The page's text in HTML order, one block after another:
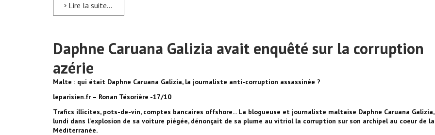
Lire la suite...
Daphne Caruana Galizia avait enquêté sur la corruption
azérie
Malte : qui était Daphne Caruana Galizia, la journaliste anti-corruption assassinée ?
leparisien.fr – Ronan Tésorière -17/10
Trafics illicites, pots-de-vin, comptes bancaires offshore... La blogueuse et journaliste maltaise Daphne Caruana
lundi dans l'explosion de sa voiture piégée, dénonçait de sa plume au vitriol la corruption sur son archipel au coeur de la
Méditerranée.